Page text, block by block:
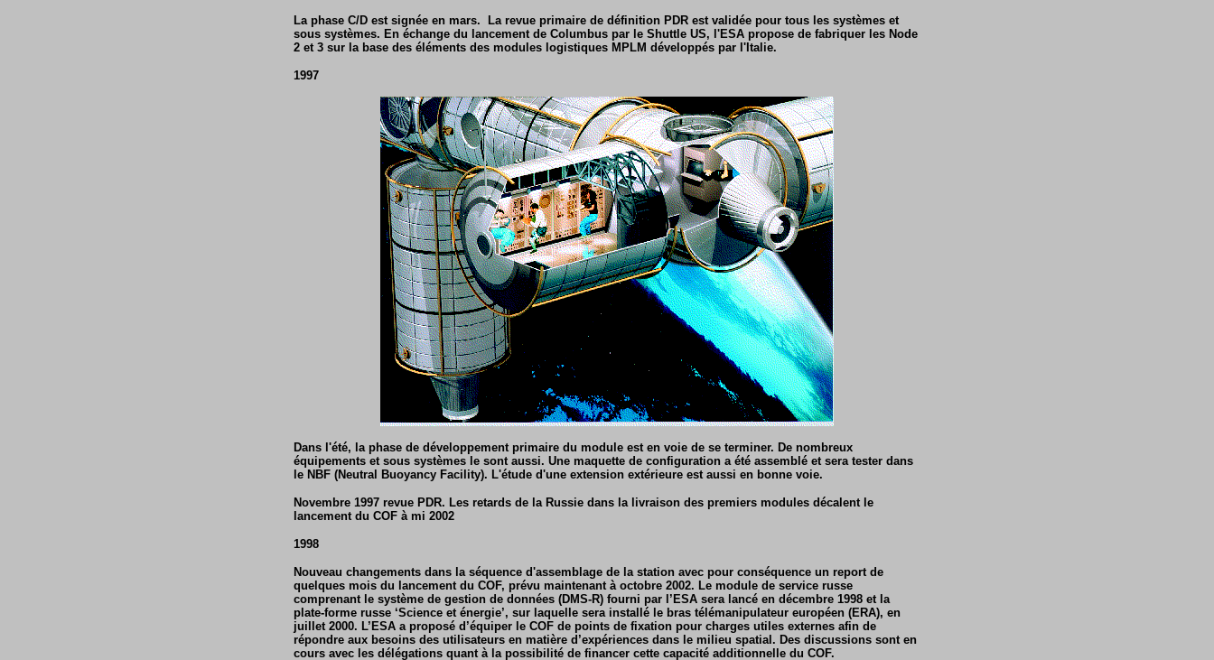
La phase C/D est signée en mars. La revue primaire de définition PDR est validée pour tous les systèmes et
sous systèmes. En échange du lancement de Columbus par le Shuttle US, l'ESA propose de fabriquer les Node
2 et 3 sur la base des éléments des modules logistiques MPLM développés par l'Italie.
1997
Dans l'été, la phase de développement primaire du module est en voie de se terminer. De nombreux
équipements et sous systèmes le sont aussi. Une maquette de configuration a été assemblé et sera tester dans
le NBF (Neutral Buoyancy Facility). L'étude d'une extension extérieure est aussi en bonne voie.
Novembre 1997 revue PDR. Les retards de la Russie dans la livraison des premiers modules décalent le
lancement du COF à mi 2002
1998
Nouveau changements dans la séquence d'assemblage de la station avec pour conséquence un report de
quelques mois du lancement du COF, prévu maintenant à octobre 2002. Le module de service russe
comprenant le système de gestion de données (DMS-R) fourni par l’ESA sera lancé en décembre 1998 et la
plate-forme russe ‘Science et énergie’, sur laquelle sera installé le bras télémanipulateur européen (ERA), en
juillet 2000. L’ESA a proposé d’équiper le COF de points de fixation pour charges utiles externes afin de
répondre aux besoins des utilisateurs en matière d’expériences dans le milieu spatial. Des discussions sont en
cours avec les délégations quant à la possibilité de financer cette capacité additionnelle du COF.